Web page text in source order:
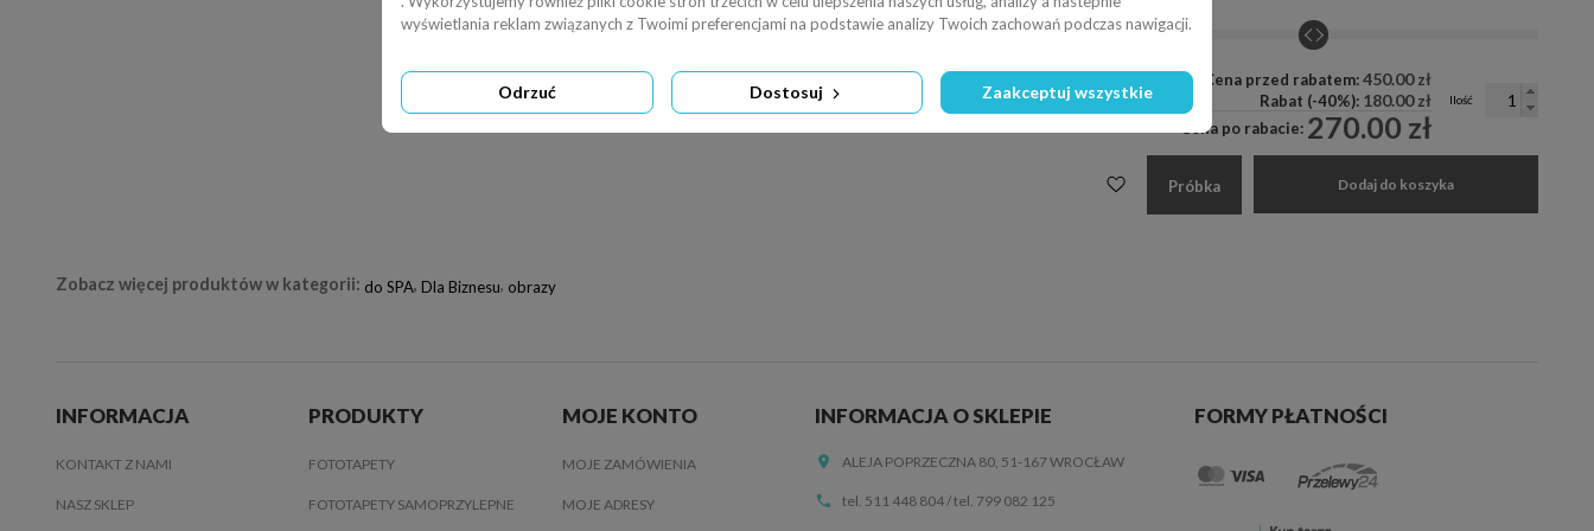
Cena przed rabatem:450.00 zł
Rabat (-40%): 180.00 zł
Cena po rabacie: 270.00 zł
Ilość
Próbka Dodaj do koszyka
Zobacz więcej produktów w kategorii: do SPA, Dla Biznesu, obrazy
INFORMACJA
KONTAKT Z NAMI
NASZ SKLEP
PRODUKTY
FOTOTAPETY
FOTOTAPETY SAMOPRZYLEPNE
MOJE KONTO
MOJE ZAMÓWIENIA
MOJE ADRESY
INFORMACJA O SKLEPIE
ALEJA POPRZECZNA 80, 51-167 WROCŁAW
tel. 511 448 804/tel. 799 082 125
wyświetlania reklam związanych z Twoimi preferencjami na podstawie analizy Twoich zachowań podczas nawigacji.
Odrzuć Dostosuj Zaakceptuj wszystkie
FORMY PŁATNOŚCI